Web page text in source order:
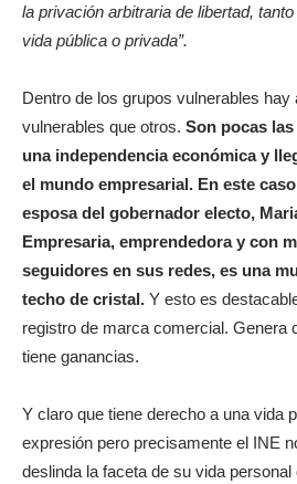
la privación arbitraria de libertad,
vida pública o privada”.
Dentro de los grupos vulnerables hay
vulnerables que otros. Son pocas
una independencia económica y
el mundo empresarial. En este
esposa del gobernador electo,
Empresaria, emprendedora y con
seguidores en sus redes, es una
techo de cristal. Y esto es
registro de marca comercial. Genera
tiene ganancias.
Y claro que tiene derecho a una vida
expresión pero precisamente el INE
deslinda la faceta de su vida personal